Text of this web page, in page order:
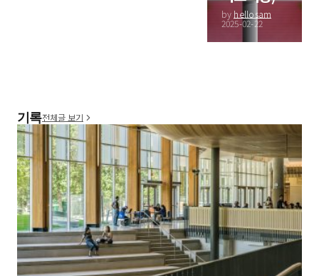
by hellosam
2025-02-22
기록전체글 보기